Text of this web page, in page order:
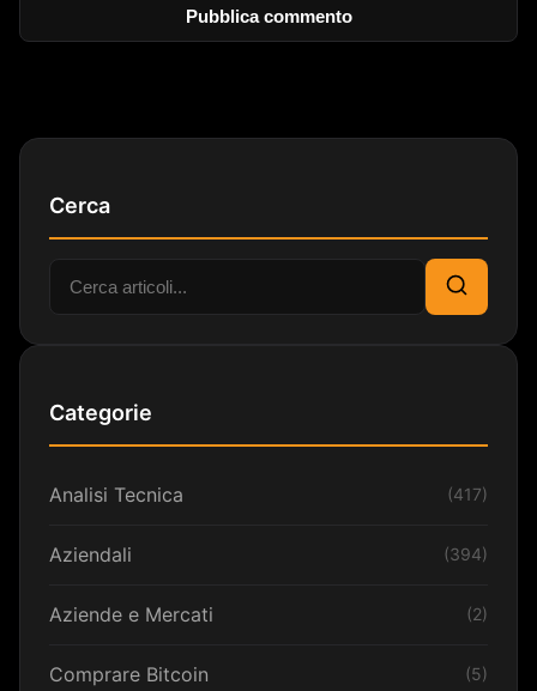
Cerca
Cerca:
Cerca
Categorie
Analisi Tecnica (417)
Aziendali (394)
Aziende e Mercati (2)
Comprare Bitcoin (5)